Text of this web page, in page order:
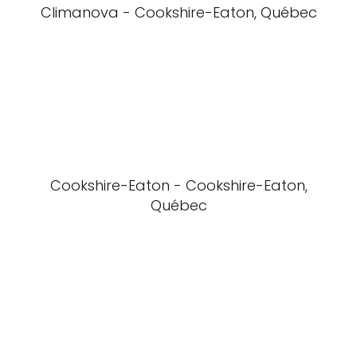
Climanova - Cookshire-Eaton, Québec
Cookshire-Eaton - Cookshire-Eaton,
Québec